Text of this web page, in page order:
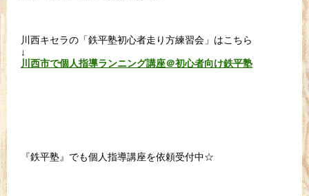
川西キセラの「鉄平塾初心者走り方練習会」はこちら
↓
川西市で個人指導ランニング講座＠初心者向け鉄平塾
『鉄平塾』でも個人指導講座を依頼受付中☆